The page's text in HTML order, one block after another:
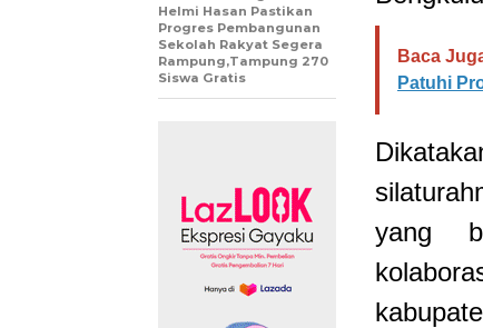
Baca
Patuhi
yang
Helmi Hasan Pastikan
Progres Pembangunan
Sekolah Rakyat Segera
Rampung,Tampung 270
Siswa Gratis